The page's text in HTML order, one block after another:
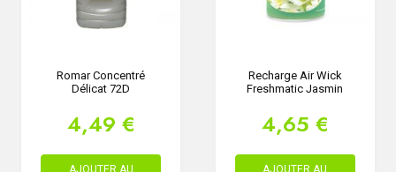
Romar Concentré
Délicat 72D
4,49 €
AJOUTER AU
Recharge Air Wick
Freshmatic Jasmin
4,65 €
AJOUTER AU